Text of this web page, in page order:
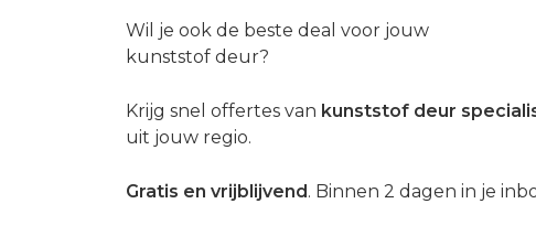
Wil je ook de beste deal voor jouw
kunststof deur?
Krijg snel offertes van kunststof deur
uit jouw regio.
Gratis en vrijblijvend . Binnen 2 dagen in je